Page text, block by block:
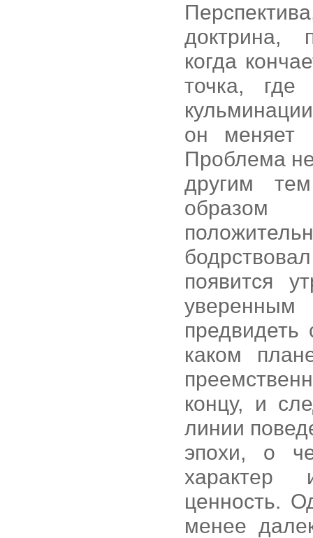
доктрина,
когда
точка, где
он меняет
Проблема
другим
образом
появится
каком
концу, и
линии
эпохи, о
характер
ценность.
менее